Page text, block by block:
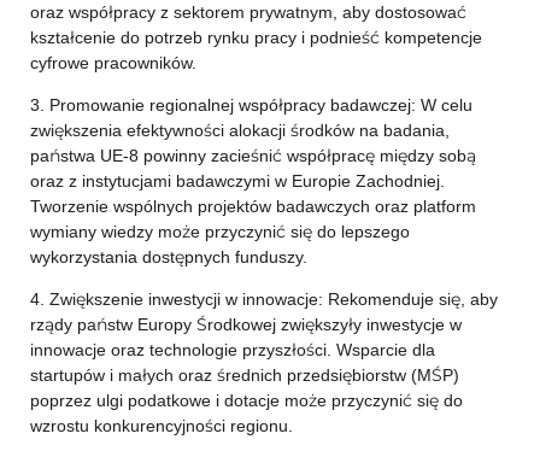
oraz współpracy z sektorem prywatnym, aby dostosować
kształcenie do potrzeb rynku pracy i podnieść kompetencje
cyfrowe pracowników.
3. Promowanie regionalnej współpracy badawczej: W celu
zwiększenia efektywności alokacji środków na badania,
państwa UE-8 powinny zacieśnić współpracę między sobą
oraz z instytucjami badawczymi w Europie Zachodniej.
Tworzenie wspólnych projektów badawczych oraz platform
wymiany wiedzy może przyczynić się do lepszego
wykorzystania dostępnych funduszy.
4. Zwiększenie inwestycji w innowacje: Rekomenduje się, aby
rządy państw Europy Środkowej zwiększyły inwestycje w
innowacje oraz technologie przyszłości. Wsparcie dla
startupów i małych oraz średnich przedsiębiorstw (MŚP)
poprzez ulgi podatkowe i dotacje może przyczynić się do
wzrostu konkurencyjności regionu.